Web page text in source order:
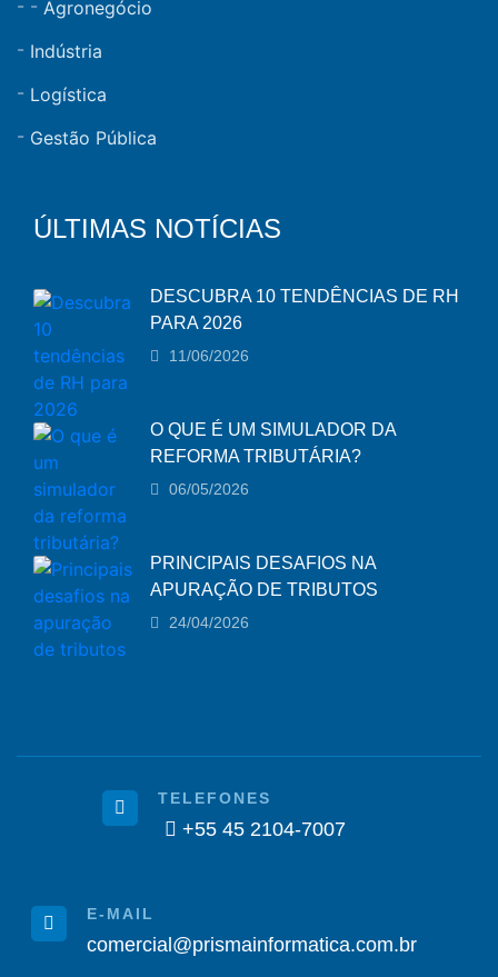
Agronegócio
Indústria
Logística
Gestão Pública
ÚLTIMAS NOTÍCIAS
DESCUBRA 10 TENDÊNCIAS DE RH
PARA 2026
11/06/2026
O QUE É UM SIMULADOR DA
REFORMA TRIBUTÁRIA?
06/05/2026
PRINCIPAIS DESAFIOS NA
APURAÇÃO DE TRIBUTOS
24/04/2026
TELEFONES
+55 45 2104-7007
E-MAIL
comercial@prismainformatica.com.br